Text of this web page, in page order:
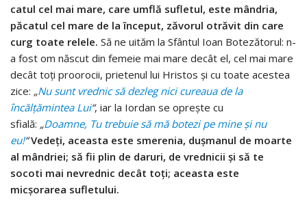
catul cel mai mare, care umflă sufletul, este mândria,
păcatul cel mare de la început, zăvorul otrăvit din care
curg toate rele­le. Să ne uităm la Sfântul Ioan Botezătorul: n-
a fost om născut din femeie mai mare decât el, cel mai mare
decât toţi prooro­cii, prietenul lui Hristos şi cu toate acestea
zice: „Nu sunt vrednic să dezleg nici cureaua de la
încălţămintea Lui“, iar la Iordan se opreşte cu
sfială: „Doamne, Tu trebuie să mă botezi pe mine şi nu
eu!“ Vedeţi, aceasta este smerenia, duşmanul de moarte
al mândriei; să fii plin de daruri, de vrednicii şi să te
socoti mai nevrednic decât toţi; aceasta este
micşorarea sufletului.